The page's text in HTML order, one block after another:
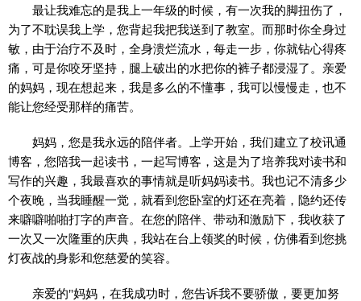
最让我难忘的是我上一年级的时候，有一次我的脚扭伤了，
为了不耽误我上学，您背起我把我送到了教室。而那时你全身过
敏，由于治疗不及时，全身溃烂流水，每走一步，你就钻心得疼
痛，可是你咬牙坚持，腿上破出的水把你的裤子都浸湿了。亲爱
的妈妈，现在想起来，我是多么的不懂事，我可以慢慢走，也不
能让您经受那样的痛苦。
妈妈，您是我永远的陪伴者。上学开始，我们建立了校讯通
博客，您陪我一起读书，一起写博客，这是为了培养我对读书和
写作的兴趣，我最喜欢的事情就是听妈妈读书。我也记不清多少
个夜晚，当我睡醒一觉，就看到您卧室的灯还在亮着，隐约还传
来噼噼啪啪打字的声音。在您的陪伴、带动和激励下，我收获了
一次又一次隆重的庆典，我站在台上领奖的时候，仿佛看到您挑
灯夜战的身影和您慈爱的笑容。
亲爱的"妈妈，在我成功时，您告诉我不要骄傲，要更加努